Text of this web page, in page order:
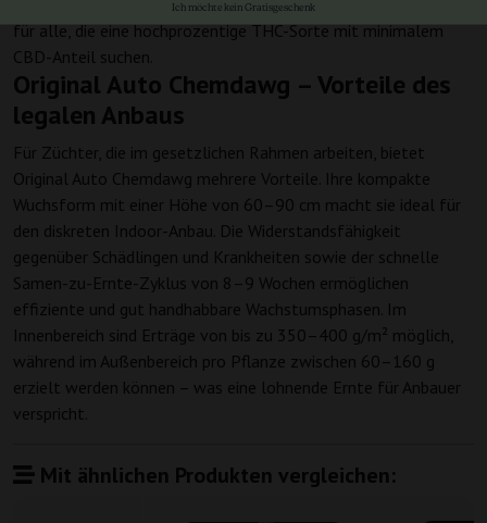
bestimmt wird. Dieses Profil macht die Sorte zur idealen Wahl
für alle, die eine hochprozentige THC-Sorte mit minimalem
CBD-Anteil suchen.
Original Auto Chemdawg – Vorteile des
legalen Anbaus
Für Züchter, die im gesetzlichen Rahmen arbeiten, bietet
Original Auto Chemdawg mehrere Vorteile. Ihre kompakte
Wuchsform mit einer Höhe von 60–90 cm macht sie ideal für
den diskreten Indoor-Anbau. Die Widerstandsfähigkeit
gegenüber Schädlingen und Krankheiten sowie der schnelle
Samen-zu-Ernte-Zyklus von 8–9 Wochen ermöglichen
effiziente und gut handhabbare Wachstumsphasen. Im
Innenbereich sind Erträge von bis zu 350–400 g/m² möglich,
während im Außenbereich pro Pflanze zwischen 60–160 g
erzielt werden können – was eine lohnende Ernte für Anbauer
verspricht.
Mit ähnlichen Produkten vergleichen:
Ich möchte kein Gratisgeschenk